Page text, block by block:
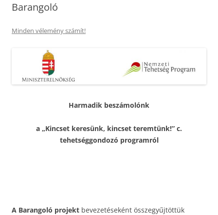
Barangoló
Minden vélemény számít!
Harmadik beszámolónk
a „Kincset keresünk, kincset teremtünk!” c.
tehetséggondozó programról
A Barangoló projekt bevezetéseként összegyűjtöttük